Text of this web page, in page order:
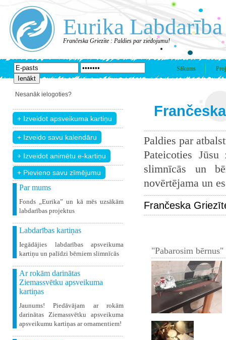
Eurika Labdarība
Frančeska Griezīte : Paldies par ziedojumu!
Sākums
Nesanāk ielogoties?
+ Pievieno savu zīmējumu
Par mums
Fonds „Eurika” un kā mēs uzsākām
labdarības projektus
Labdarības kartiņas
Iegādājies labdarības apsveikuma
kartiņu un palīdzi bērniem slimnīcās
Ar rokām darinātas
Ziemassvētku apsveikuma
kartiņas
Jaunums! Piedāvājam ar rokām
darinātas Ziemassvētku apsveikuma
apsveikumu kartiņas ar ornamentiem!
Paldies par
Pateicoties
slimnīcās un
novērtējama un
Frančeska
"Pabarosim